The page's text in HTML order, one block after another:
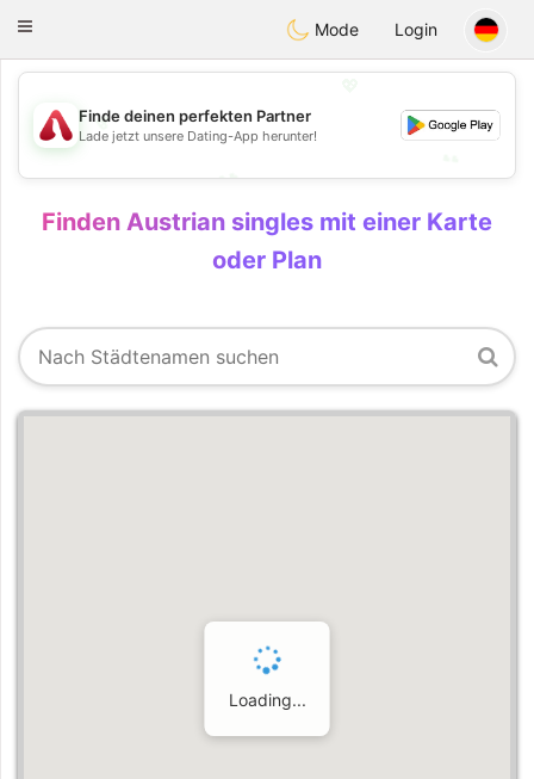
Österreich Chat
Toggle
Mode Login
💖
💕
Finde deinen perfekten Partner
Lade jetzt unsere Dating-App herunter!
Finden Austrian singles mit einer Karte
oder Plan
Loading...